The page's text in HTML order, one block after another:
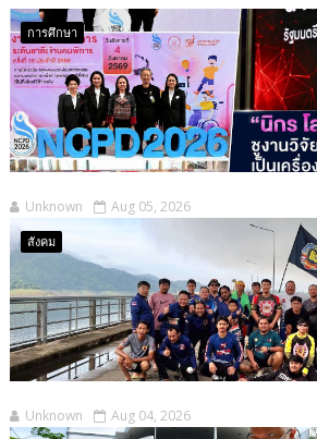
การศึกษา
Unknown Aug 05, 2026
สังคม
Unknown Aug 04, 2026